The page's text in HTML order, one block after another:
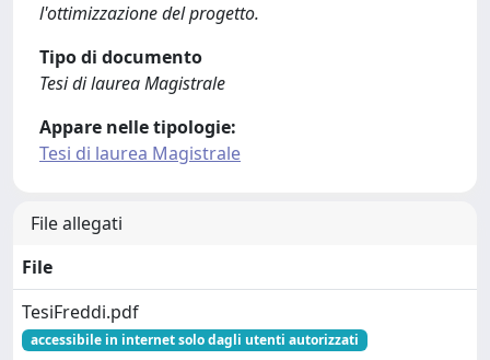
l'ottimizzazione del progetto.
Tipo di documento
Tesi di laurea Magistrale
Appare nelle tipologie:
Tesi di laurea Magistrale
File allegati
File
TesiFreddi.pdf
accessibile in internet solo dagli utenti autorizzati